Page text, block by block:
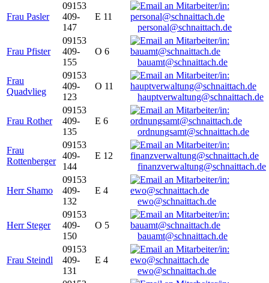
Frau Pasler
09153
409-
147
E 11
personal@schnaittach.de
Frau Pfister
09153
409-
155
O 6
bauamt@schnaittach.de
Frau
Quadvlieg
09153
409-
123
O 11
hauptverwaltung@schnaittach.de
Frau Rother
09153
409-
135
E 6
ordnungsamt@schnaittach.de
Frau
Rottenberger
09153
409-
144
E 12
finanzverwaltung@schnaittach.de
Herr Shamo
09153
409-
132
E 4
ewo@schnaittach.de
Herr Steger
09153
409-
150
O 5
bauamt@schnaittach.de
Frau Steindl
09153
409-
131
E 4
ewo@schnaittach.de